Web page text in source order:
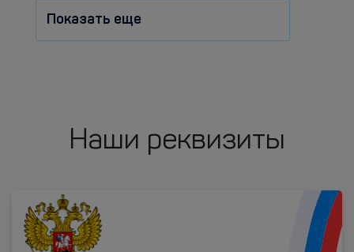
Показать еще
Наши реквизиты